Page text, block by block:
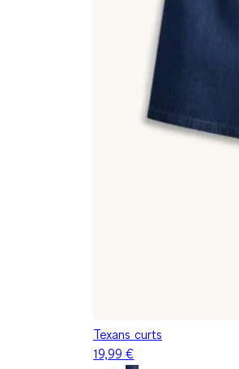
Texans curts
19,99 €